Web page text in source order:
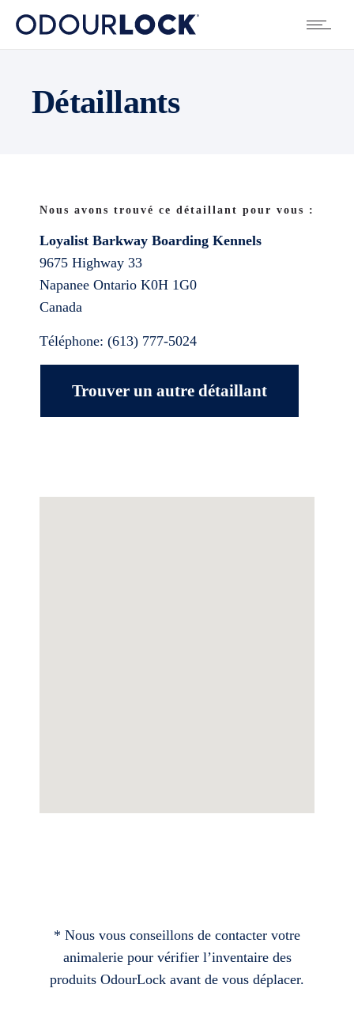
Détaillants
Nous avons trouvé ce détaillant pour vous :
Loyalist Barkway Boarding Kennels
9675 Highway 33
Napanee Ontario K0H 1G0
Canada
Téléphone: (613) 777-5024
Trouver un autre détaillant
* Nous vous conseillons de contacter votre
animalerie pour vérifier l’inventaire des
produits OdourLock avant de vous déplacer.